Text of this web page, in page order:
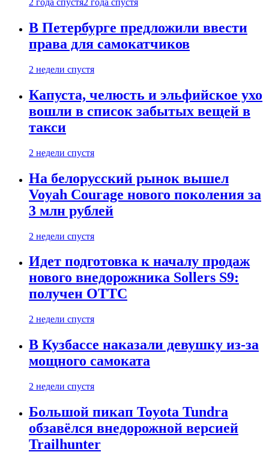
2 года спустя2 года спустя
В Петербурге предложили ввести
права для самокатчиков
2 недели спустя
Капуста, челюсть и эльфийское ухо
вошли в список забытых вещей в
такси
2 недели спустя
На белорусский рынок вышел
Voyah Courage нового поколения за
3 млн рублей
2 недели спустя
Идет подготовка к началу продаж
нового внедорожника Sollers S9:
получен ОТТС
2 недели спустя
В Кузбассе наказали девушку из-за
мощного самоката
2 недели спустя
Большой пикап Toyota Tundra
обзавёлся внедорожной версией
Trailhunter